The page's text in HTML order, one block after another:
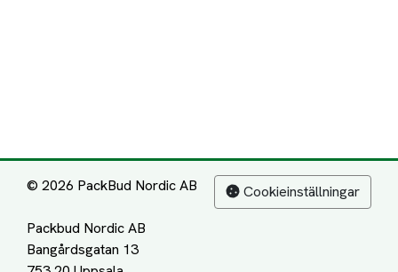
© 2026 PackBud Nordic AB
Packbud Nordic AB
Bangårdsgatan 13
Cookieinställningar